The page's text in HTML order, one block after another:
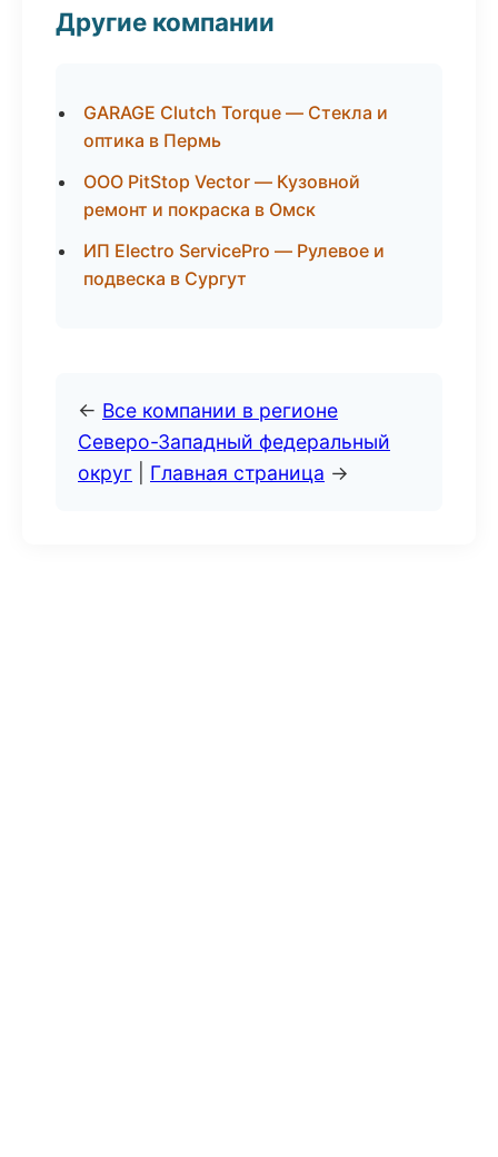
Другие компании
GARAGE Clutch Torque — Стекла и
оптика в Пермь
ООО PitStop Vector — Кузовной
ремонт и покраска в Омск
ИП Electro ServicePro — Рулевое и
подвеска в Сургут
← Все компании в регионе
Северо-Западный федеральный
округ
Главная страница →